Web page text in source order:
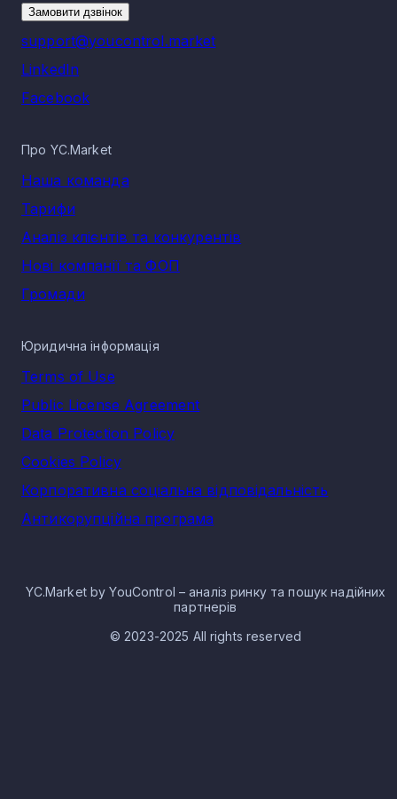
Замовити дзвінок
support@youcontrol.market
LinkedIn
Facebook
Про YC.Market
Наша команда
Тарифи
Аналіз клієнтів та конкурентів
Нові компанії та ФОП
Громади
Юридична інформація
Terms of Use
Public License Agreement
Data Protection Policy
Cookies Policy
Корпоративна соціальна відповідальність
Антикорупційна програма
YC.Market by YouControl – аналіз ринку та пошук надійних
партнерів
© 2023-2025 All rights reserved